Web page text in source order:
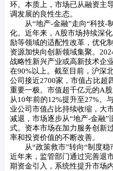
环。本质上，市场已从融资主
调发展的良性生态。
从“地产-金融”走向“科技-
化。近年来，A股市场持续深
励等领域的适配性改革，优化
资源加快向创新领域集聚。
战略性新兴产业或高新技术企
在90%以上。截至目前，沪深
公司接近2700家，市值占比超
重要一极。市值超千亿元的A
从10年前的12%提升至27%。
业公司市值占比持续收缩，大
减退，市场逐步从“地产-金融”
式。资本市场在加力服务创新
率和投资价值的不断改善。
从“政策救市”转向“制度稳
近年来，监管部门通过完善退
期资金引入，系统性提升市场